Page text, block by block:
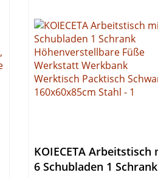
KOIECETA Arbeitstisch
6 Schubladen 1 Schrank